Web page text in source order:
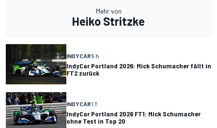
Mehr von
Heiko Stritzke
INDYCAR5 h
IndyCar Portland 2026: Mick Schumacher fällt in
FT2 zurück
INDYCAR1 T.
IndyCar Portland 2026 FT1: Mick Schumacher
ohne Test in Top 20